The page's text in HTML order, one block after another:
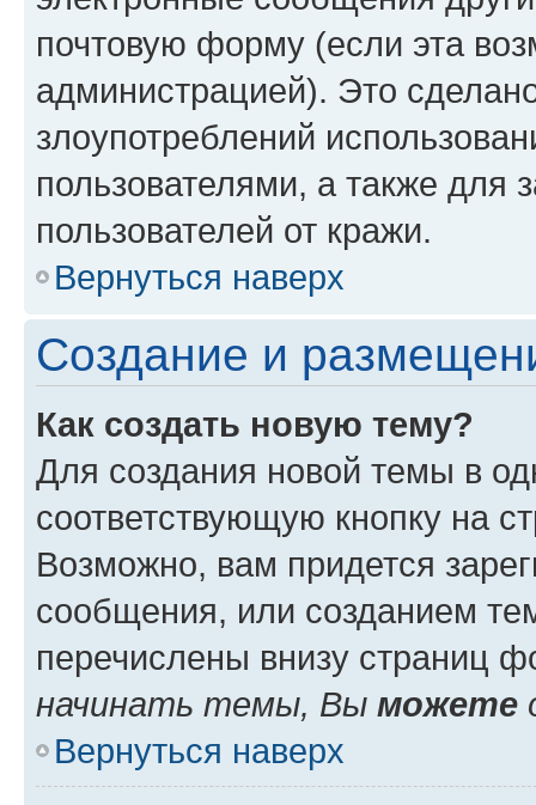
почтовую форму (если эта
администрацией). Это
злоупотреблений
пользователями, а также для
пользователей от кражи.
Вернуться наверх
Создание и
Как создать новую тему?
Для создания новой темы в
соответствующую кнопку на
Возможно, вам придется
сообщения, или созданием
перечислены внизу страниц
начинать темы, Вы можете
Вернуться наверх